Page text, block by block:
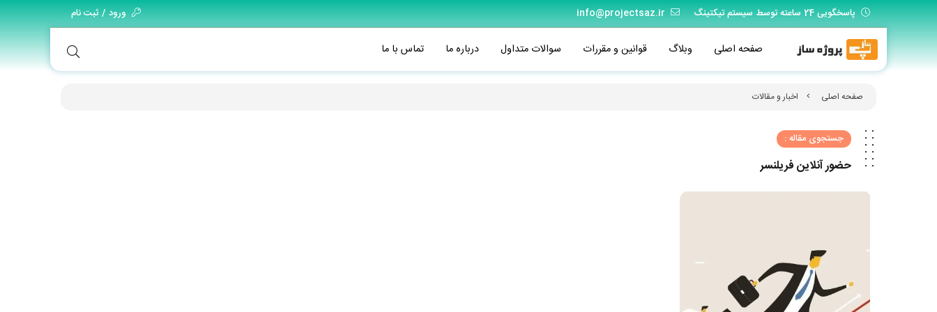
پاسخگویی 24 ساعته توسط سیستم تیکتینگ info@projectsaz.ir ورود / ثبت نام
صفحه اصلی وبلاگ قوانین و مقررات سوالات متداول درباره ما تماس با ما
صفحه اصلی اخبار و مقالات
جستجوی مقاله :
حضور آنلاین فریلنسر